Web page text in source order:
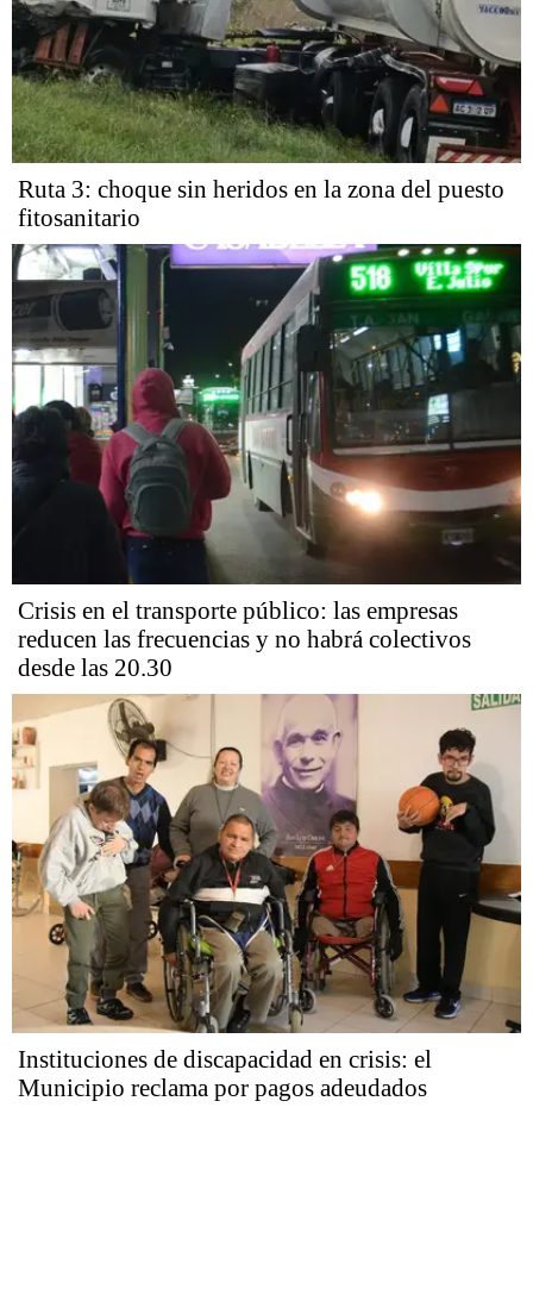
Ruta 3: choque sin heridos en la zona del puesto
fitosanitario
Crisis en el transporte público: las empresas
reducen las frecuencias y no habrá colectivos
desde las 20.30
Instituciones de discapacidad en crisis: el
Municipio reclama por pagos adeudados